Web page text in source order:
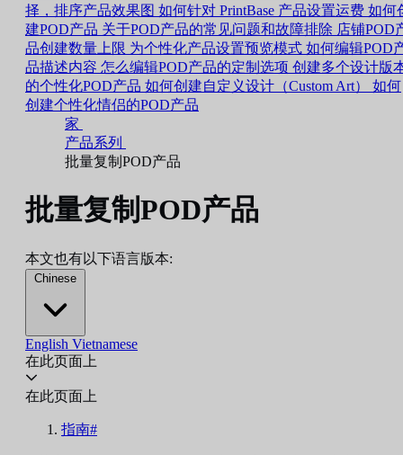
择，排序产品效果图 如何针对 PrintBase 产品设置运费 如何
建POD产品 关于POD产品的常见问题和故障排除 店铺POD
品创建数量上限 为个性化产品设置预览模式 如何编辑POD
品描述内容 怎么编辑POD产品的定制选项 创建多个设计版
的个性化POD产品 如何创建自定义设计（Custom Art） 如何
创建个性化情侣的POD产品
家
产品系列
批量复制POD产品
批量复制POD产品
本文也有以下语言版本:
Chinese
English Vietnamese
在此页面上
在此页面上
指南#